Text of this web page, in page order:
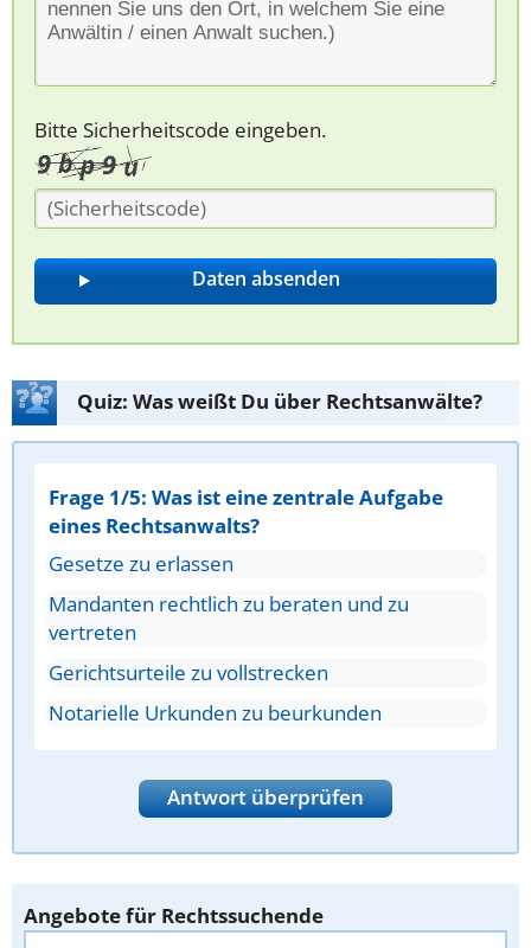
Bitte Sicherheitscode eingeben.
Quiz: Was weißt Du über Rechtsanwälte?
Frage 1/5: Was ist eine zentrale Aufgabe
eines Rechtsanwalts?
Gesetze zu erlassen
Mandanten rechtlich zu beraten und zu
vertreten
Gerichtsurteile zu vollstrecken
Notarielle Urkunden zu beurkunden
Antwort überprüfen
Angebote für Rechtssuchende